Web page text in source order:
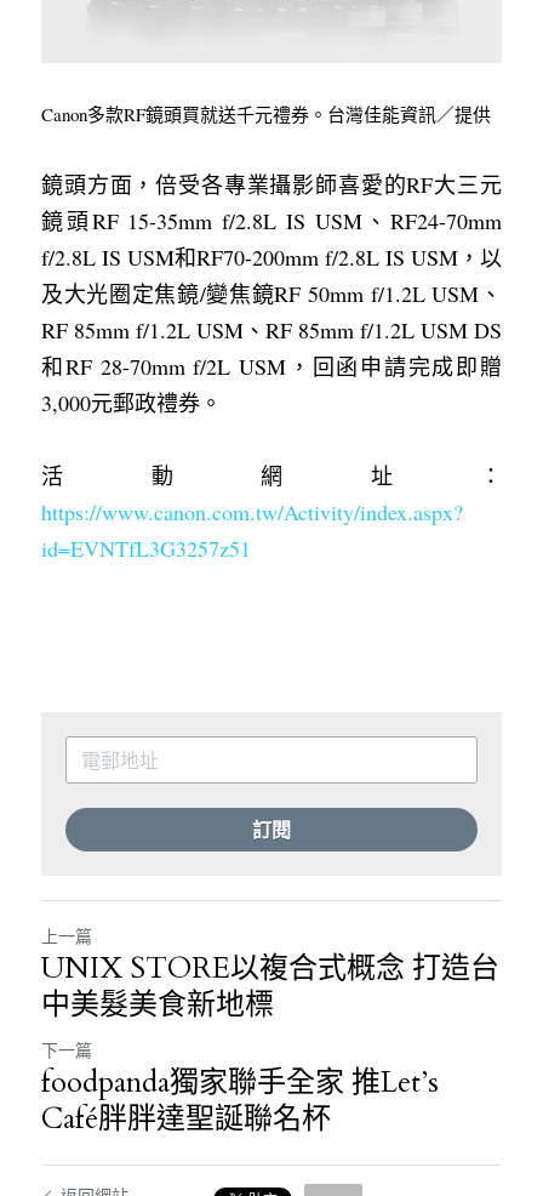
Canon多款RF鏡頭買就送千元禮券。台灣佳能資訊／提供
鏡頭方面，倍受各專業攝影師喜愛的RF大三元
鏡頭RF 15-35mm f/2.8L IS USM、RF24-70mm
f/2.8L IS USM和RF70-200mm f/2.8L IS USM，以
及大光圈定焦鏡/變焦鏡RF 50mm f/1.2L USM、
RF 85mm f/1.2L USM、RF 85mm f/1.2L USM DS
和RF 28-70mm f/2L USM，回函申請完成即贈
3,000元郵政禮券。
活動網址：
https://www.canon.com.tw/Activity/index.aspx?
id=EVNTfL3G3257z51
訂閱
上一篇
UNIX STORE以複合式概念 打造台
中美髮美食新地標
下一篇
foodpanda獨家聯手全家 推Let’s
Café胖胖達聖誕聯名杯